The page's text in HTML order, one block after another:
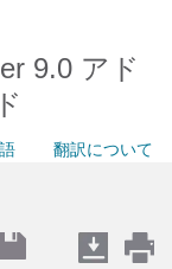
9.0 アド
翻訳について